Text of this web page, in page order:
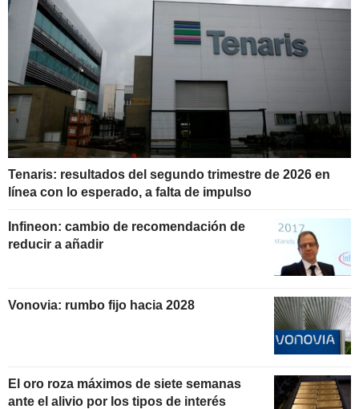
Tenaris: resultados del segundo trimestre de 2026 en
línea con lo esperado, a falta de impulso
Infineon: cambio de recomendación de
reducir a añadir
Vonovia: rumbo fijo hacia 2028
El oro roza máximos de siete semanas
ante el alivio por los tipos de interés